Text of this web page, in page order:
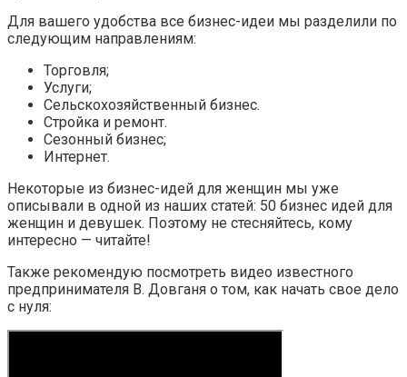
Для вашего удобства все бизнес-идеи мы разделили по
следующим направлениям:
Торговля;
Услуги;
Сельскохозяйственный бизнес.
Стройка и ремонт.
Сезонный бизнес;
Интернет.
Некоторые из бизнес-идей для женщин мы уже
описывали в одной из наших статей: 50 бизнес идей для
женщин и девушек. Поэтому не стесняйтесь, кому
интересно — читайте!
Также рекомендую посмотреть видео известного
предпринимателя В. Довганя о том, как начать свое дело
с нуля: